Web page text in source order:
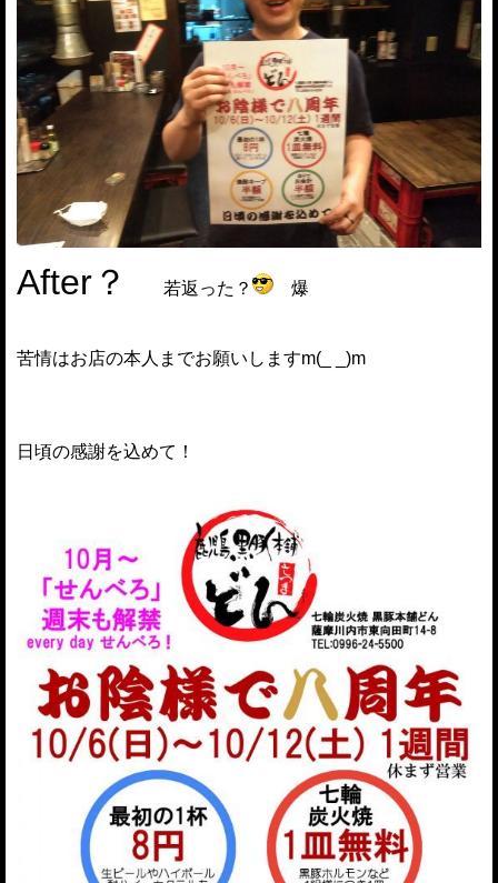
After？ 若返った？ 爆
苦情はお店の本人までお願いしますm(_ _)m
日頃の感謝を込めて！